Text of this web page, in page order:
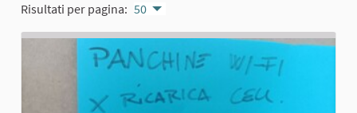
Risultati per pagina: 50